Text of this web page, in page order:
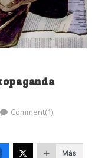
Comment(1)
Más